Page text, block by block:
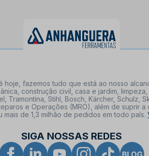
fazemos tudo que está ao nosso
construção civil, casa e jardim,
Stihl, Bosch, Kärcher, Schulz,
e Operações (MRO), além de suprir
mais de 1,3 milhão de pedidos em todo país.
SIGA NOSSAS REDES